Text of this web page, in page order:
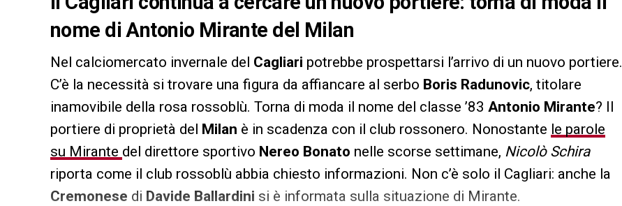
nome di Antonio Mirante del Milan
Nel calciomercato invernale del Cagliari potrebbe prospettarsi l’arrivo di un nuovo portiere.
C’è la necessità si trovare una figura da affiancare al serbo Boris Radunovic, titolare
inamovibile della rosa rossoblù. Torna di moda il nome del classe ’83 Antonio Mirante? Il
portiere di proprietà del
Milan è in scadenza con il club rossonero. Nonostante le parole
su Mirante del direttore sportivo Nereo Bonato nelle scorse settimane, Nicolò Schira
riporta come il club rossoblù abbia chiesto informazioni. Non c’è solo il Cagliari: anche la
Cremonese di Davide Ballardini si è informata sulla situazione di Mirante.